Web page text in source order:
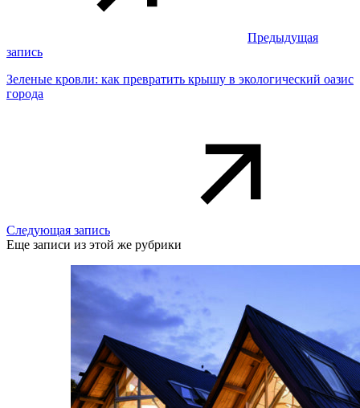
Предыдущая
запись
Зеленые кровли: как превратить крышу в экологический оазис
города
Следующая запись
Еще записи из этой же рубрики